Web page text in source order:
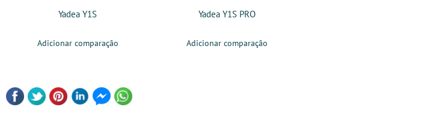
Yadea Y1S
Adicionar comparação
Yadea Y1S PRO
Adicionar comparação